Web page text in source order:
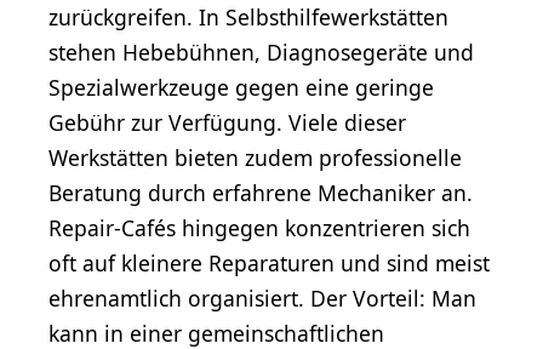
zurückgreifen. In Selbsthilfewerkstätten
stehen Hebebühnen, Diagnosegeräte und
Spezialwerkzeuge gegen eine geringe
Gebühr zur Verfügung. Viele dieser
Werkstätten bieten zudem professionelle
Beratung durch erfahrene Mechaniker an.
Repair-Cafés hingegen konzentrieren sich
oft auf kleinere Reparaturen und sind meist
ehrenamtlich organisiert. Der Vorteil: Man
kann in einer gemeinschaftlichen